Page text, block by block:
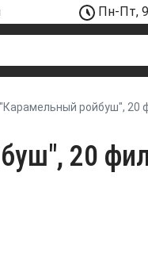
Пн-Пт, 9
ройбуш", 20
20